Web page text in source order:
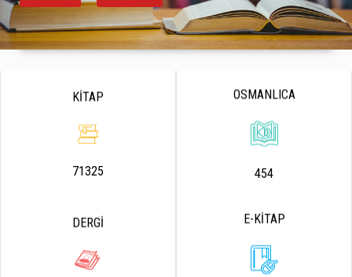
KİTAP
71325
OSMANLICA
454
DERGİ E-KİTAP